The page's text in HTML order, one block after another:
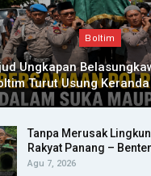
Boltim
Ungkapan
Turut Usung
Tanpa Merusak
Rakyat Panang –
Agu 7, 2026